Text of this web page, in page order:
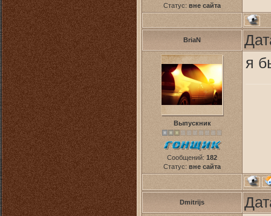
Статус: вне сайта
BriaN
Выпускник
Сообщений: 182
Статус: вне сайта
я
Dmitrijs